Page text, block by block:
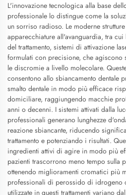
L'innovazione tecnologica alla base
professionale lo distingue come la
un sorriso radioso. Le moderne
apparecchiature all'avanguardia, tra
del trattamento, sistemi di attivazione
formulati con precisione, che agiscono
le discromie a livello molecolare.
consentono allo sbiancamento dentale
smalto dentale in modo più efficace
domiciliare, raggiungendo macchie
anni o decenni. I sistemi attivati dalla
professionali generano lunghezze
reazione sbiancante, riducendo
trattamento e potenziando i risultati.
ingredienti attivi di agire in modo più
pazienti trascorrono meno tempo sulla
ottenendo miglioramenti cromatici più
professionali di perossido di idrogeno
utilizzate in questi trattamenti variano